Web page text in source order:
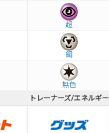
超
鋼
無色
トレーナーズ/エネルギー